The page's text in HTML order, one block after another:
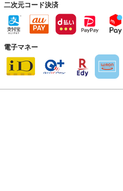
二次元コード決済
電子マネー